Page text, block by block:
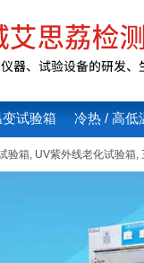
试验箱 冷热 / 高低
验箱, UV紫外线老化试验箱,